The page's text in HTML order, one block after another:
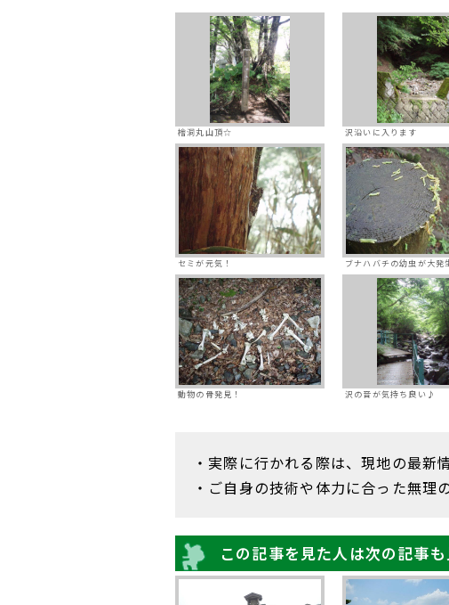
檜洞丸山頂☆ 沢沿いに入ります
セミが元気！ ブナハバチの幼虫が大発
動物の骨発見！ 沢の音が気持ち良い♪
・実際に行かれる際は、現地の最新
・ご自身の技術や体力に合った無理
この記事を見た人は次の記事